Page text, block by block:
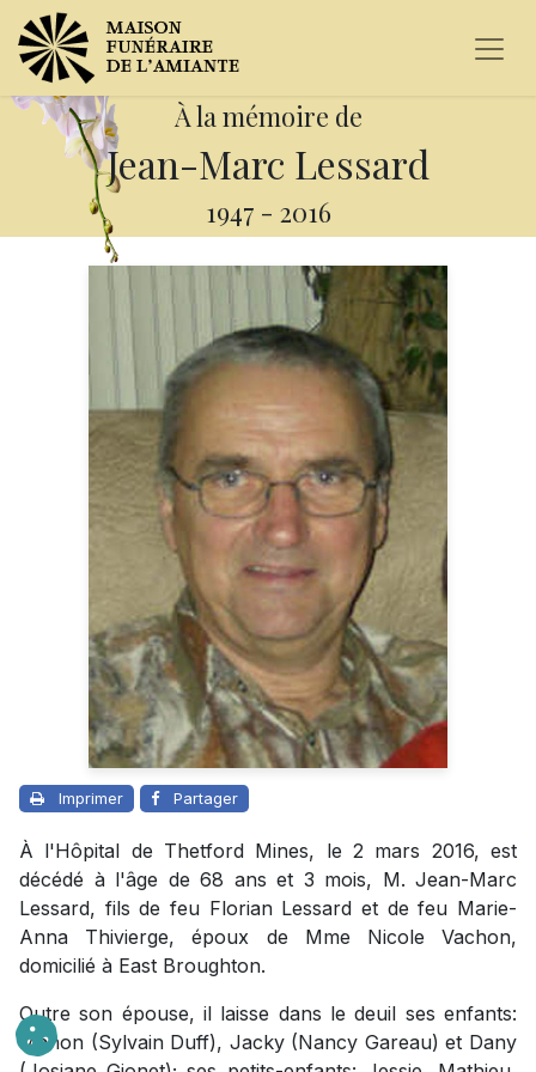
À la mémoire de
Jean-Marc Lessard
1947 - 2016
Imprimer Partager
À l'Hôpital de Thetford Mines, le 2 mars 2016, est
décédé à l'âge de 68 ans et 3 mois, M. Jean-Marc
Lessard, fils de feu Florian Lessard et de feu Marie-
Anna Thivierge, époux de Mme Nicole Vachon,
domicilié à East Broughton.
Outre son épouse, il laisse dans le deuil ses enfants:
Manon (Sylvain Duff), Jacky (Nancy Gareau) et Dany